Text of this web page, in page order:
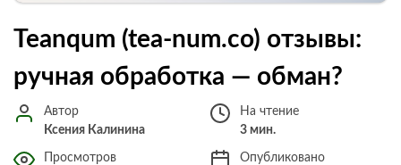
Teanqum (tea-num.co) отзывы:
ручная обработка — обман?
Автор
Ксения Калинина
На чтение
3 мин.
Просмотров
Опубликовано